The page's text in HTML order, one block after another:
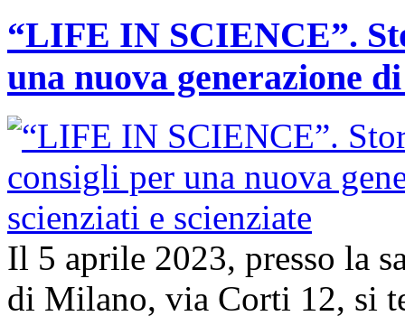
“LIFE IN SCIENCE”.
una nuova generazione
Il 5 aprile 2023, presso la
di Milano, via Corti 12, si